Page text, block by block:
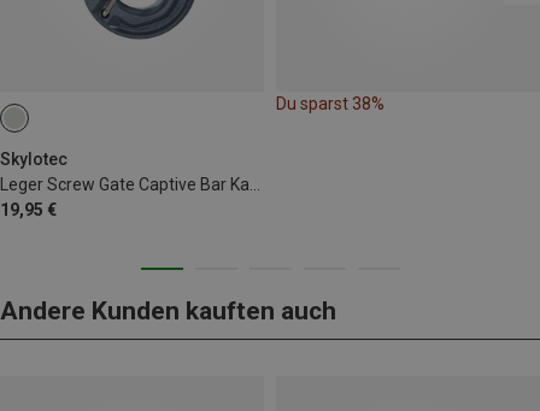
Skylotec
19,95 €
Du sparst 38%
Andere Kunden kauften auch